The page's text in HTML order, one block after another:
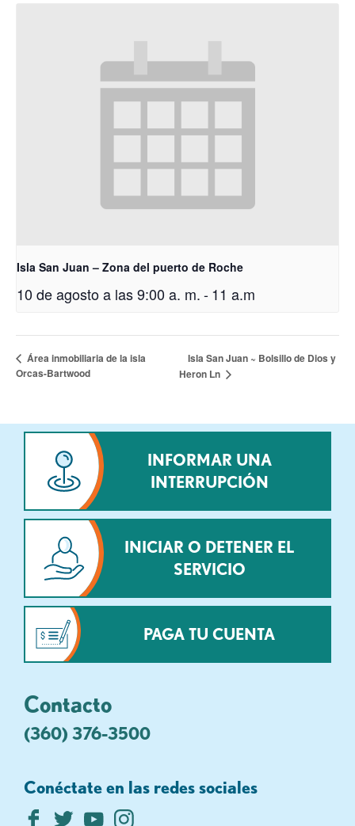
Isla San Juan – Zona del puerto de Roche
10 de agosto a las 9:00 a. m.-11 a.m
Área inmobiliaria de la isla
Orcas-Bartwood
Isla San Juan ~ Bolsillo de Dios y
Heron Ln
INFORMAR UNA
INTERRUPCIÓN
INICIAR O DETENER EL
SERVICIO
PAGA TU CUENTA
Contacto
(360) 376-3500
Conéctate en las redes sociales